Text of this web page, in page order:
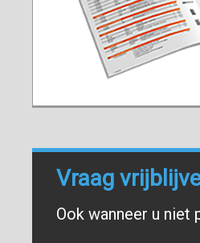
Vraag
Ook wanneer u niet